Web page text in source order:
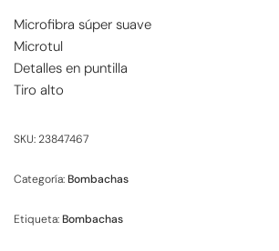
Microfibra súper suave
Microtul
Detalles en puntilla
Tiro alto
SKU: 23847467
Categoría:Bombachas
Etiqueta:Bombachas